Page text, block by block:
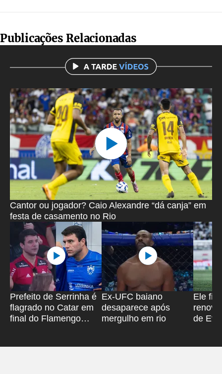
Publicações Relacionadas
Cantor ou jogador? Caio Alexandre “dá canja” em
festa de casamento no Rio
Prefeito de Serrinha é
flagrado no Catar em
final do Flamengo
Ex-UFC baiano
desaparece após
mergulho em rio
Ele
de